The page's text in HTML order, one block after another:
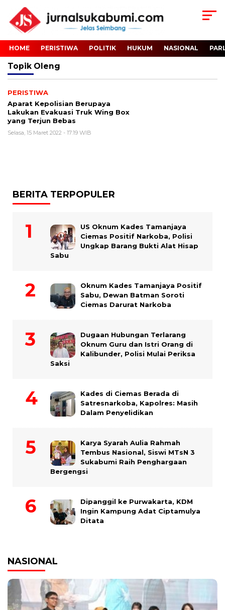
HOME PERISTIWA POLITIK HUKUM NASIONAL
Topik Oleng
PERISTIWA
Aparat Kepolisian Berupaya
Lakukan Evakuasi Truk Wing Box
yang Terjun Bebas
Selasa, 15 Maret 2022 - 17:19 WIB
BERITA TERPOPULER
US Oknum Kades Tamanjaya
Ciemas Positif Narkoba, Polisi
Ungkap Barang Bukti Alat Hisap
Sabu
Oknum Kades Tamanjaya Positif
Sabu, Dewan Batman Soroti
Ciemas Darurat Narkoba
Dugaan Hubungan Terlarang
Oknum Guru dan Istri Orang di
Kalibunder, Polisi Mulai Periksa
Saksi
Kades di Ciemas Berada di
Satresnarkoba, Kapolres: Masih
Dalam Penyelidikan
Karya Syarah Aulia Rahmah
Tembus Nasional, Siswi MTsN 3
Sukabumi Raih Penghargaan
Bergengsi
Dipanggil ke Purwakarta, KDM
Ingin Kampung Adat Ciptamulya
Ditata
NASIONAL